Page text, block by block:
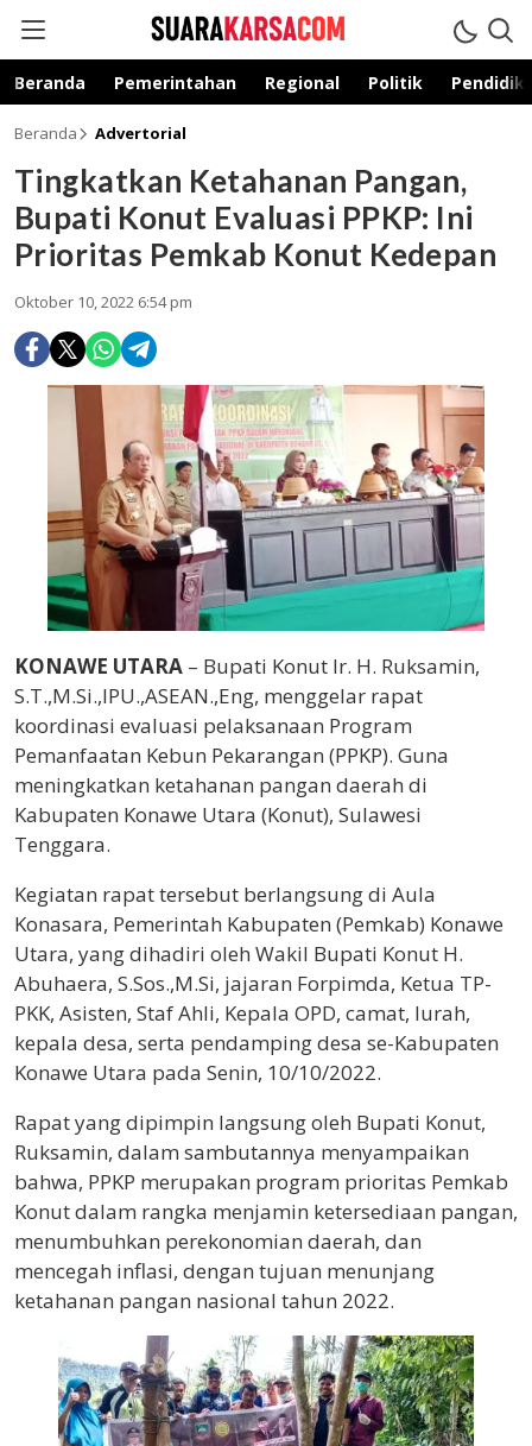
suarakarsa.com
Informasi terpercaya
Beranda Pemerintahan Regional Politik
Beranda Advertorial
Tingkatkan Ketahanan Pangan,
Bupati Konut Evaluasi PPKP: Ini
Prioritas Pemkab Konut Kedepan
Oktober 10, 2022 6:54 pm
KONAWE UTARA – Bupati Konut Ir. H. Ruksamin,
S.T.,M.Si.,IPU.,ASEAN.,Eng, menggelar rapat
koordinasi evaluasi pelaksanaan Program
Pemanfaatan Kebun Pekarangan (PPKP). Guna
meningkatkan ketahanan pangan daerah di
Kabupaten Konawe Utara (Konut), Sulawesi
Tenggara.
Kegiatan rapat tersebut berlangsung di Aula
Konasara, Pemerintah Kabupaten (Pemkab) Konawe
Utara, yang dihadiri oleh Wakil Bupati Konut H.
Abuhaera, S.Sos.,M.Si, jajaran Forpimda, Ketua TP-
PKK, Asisten, Staf Ahli, Kepala OPD, camat, lurah,
kepala desa, serta pendamping desa se-Kabupaten
Konawe Utara pada Senin, 10/10/2022.
Rapat yang dipimpin langsung oleh Bupati Konut,
Ruksamin, dalam sambutannya menyampaikan
bahwa, PPKP merupakan program prioritas Pemkab
Konut dalam rangka menjamin ketersediaan pangan,
menumbuhkan perekonomian daerah, dan
mencegah inflasi, dengan tujuan menunjang
ketahanan pangan nasional tahun 2022.